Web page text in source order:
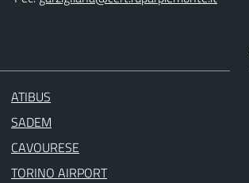
e Pinerolo
ATIBUS
SADEM
CAVOURESE
TORINO AIRPORT